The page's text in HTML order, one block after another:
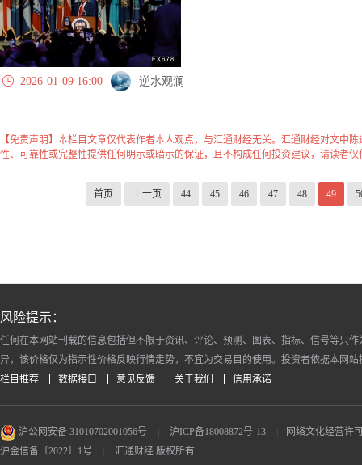
2026-01-09 16:00 逆水观澜
【免责声明】本栏目文章仅代表作者本人观点，与汇通财经无关。汇通财经对文中
性、可靠性或完整性提供任何明示或暗示的保证，且不构成任何投资建议，请读者
首页 上一页 44 45 46 47 48 49
风险提示：
任何在本网站刊载的信息包括但不限于资讯、评论、预测、图表、指标、信号等只
异，该价格仅为指示性价格反映行情走势，不宜为交易目的使用。投资者依据本网
栏目推荐
数据接口 意见反馈 关于我们 信用承诺
沪公网安备 31010702001056号 沪ICP备18008872号-13
网络文化经营许
沪金信备〔2022〕1号
汇通财经 版权所有